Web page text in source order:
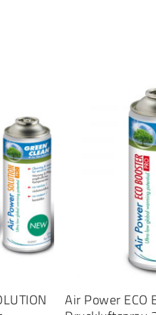
IN
Air Power ECO